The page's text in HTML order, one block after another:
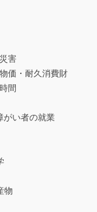
害
価・耐久消費財
間
がい者の就業
物